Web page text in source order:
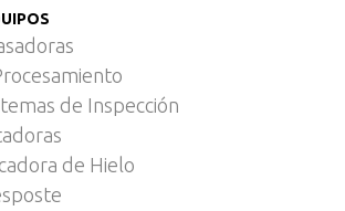
de Inspección
de Hielo